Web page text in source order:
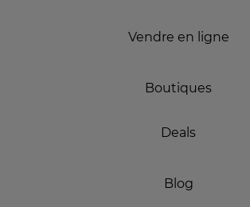
Vendre en ligne
Boutiques
Deals
Blog